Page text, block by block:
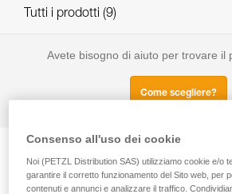
Tutti i prodotti 9
Avete bisogno di aiuto per trovare il
Come scegliere?
BOREO® CLUB
Casco BOREO
Consenso all'uso dei cookie
Noi (PETZL Distribution SAS) utilizziamo cookie e/o
garantire il corretto funzionamento del Sito web, per
contenuti e annunci e analizzare il traffico.